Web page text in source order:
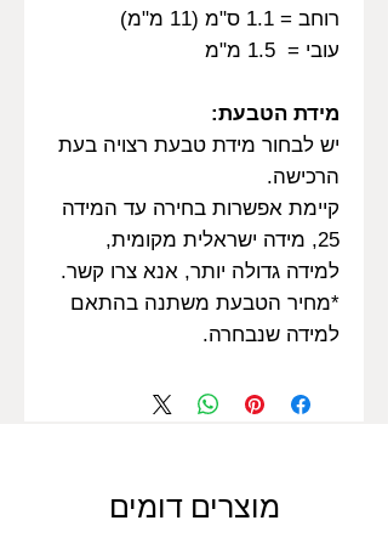
רוחב = 1.1 ס"מ (11 מ"מ)
עובי = 1.5 מ"מ
מידת הטבעת:
יש לבחור מידת טבעת רצויה בעת
הרכישה.
קיימת אפשרות בחירה עד המידה
25, מידה ישראלית מקומית,
למידה גדולה יותר, אנא צרו קשר.
*מחיר הטבעת משתנה בהתאם
למידה שנבחרה.
מוצרים דומים